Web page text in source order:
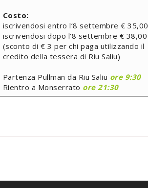
Costo:
iscrivendosi entro l’8 settembre € 35,00
iscrivendosi dopo l’8 settembre € 38,00
(sconto di € 3 per chi paga utilizzando il
credito della tessera di Riu Saliu)
Partenza Pullman da Riu Saliu ore 9:30
Rientro a Monserrato ore 21:30